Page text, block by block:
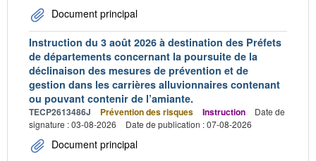
Document principal
Instruction du 3 août 2026 à destination des Préfets
de départements concernant la poursuite de la
déclinaison des mesures de prévention et de
gestion dans les carrières alluvionnaires contenant
ou pouvant contenir de l’amiante.
TECP2613486J Prévention des risques Instruction
Date de
signature : 03-08-2026
Date de publication : 07-08-2026
Document principal